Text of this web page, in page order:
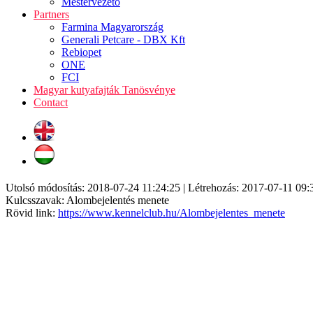
Partners
Farmina Magyarország
Generali Petcare - DBX Kft
Rebiopet
ONE
FCI
Magyar kutyafajták Tanösvénye
Contact
Utolsó módosítás: 2018-07-24 11:24:25 | Létrehozás: 2017-07-11
Kulcsszavak: Alombejelentés menete
Rövid link: https://www.kennelclub.hu/Alombejelentes_menete